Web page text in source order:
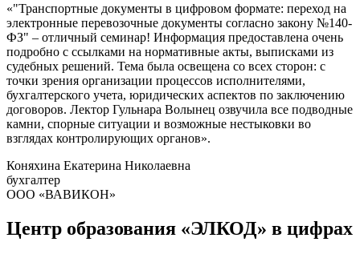
«"Транспортные документы в цифровом формате: переход на
электронные перевозочные документы согласно закону №140-
ФЗ" ‒ отличный семинар! Информация предоставлена очень
подробно с ссылками на нормативные акты, выписками из
судебных решений. Тема была освещена со всех сторон: с
точки зрения организации процессов исполнителями,
бухгалтерского учета, юридических аспектов по заключению
договоров. Лектор Гульнара Волынец озвучила все подводные
камни, спорные ситуации и возможные нестыковки во
взглядах контролирующих органов».
Коняхина Екатерина Николаевна
бухгалтер
ООО «ВАВИКОН»
Центр образования «ЭЛКОД» в цифрах